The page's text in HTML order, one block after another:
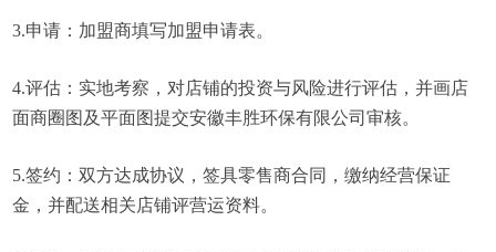
3.申请：加盟商填写加盟申请表。
4.评估：实地考察，对店铺的投资与风险进行评估，并画店
面商圈图及平面图提交安徽丰胜环保有限公司审核。
5.签约：双方达成协议，签具零售商合同，缴纳经营保证
金，并配送相关店铺评营运资料。